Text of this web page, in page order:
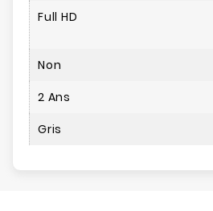
Full HD
Non
2 Ans
Gris